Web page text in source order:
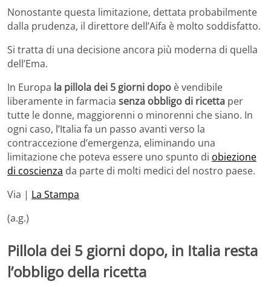
Nonostante questa limitazione, dettata probabilmente
dalla prudenza, il direttore dell’Aifa è molto soddisfatto.
Si tratta di una decisione ancora più moderna di quella
dell’Ema.
In Europa la pillola dei 5 giorni dopo è vendibile
liberamente in farmacia senza obbligo di ricetta per
tutte le donne, maggiorenni o minorenni che siano. In
ogni caso, l’Italia fa un passo avanti verso la
contraccezione d’emergenza, eliminando una
limitazione che poteva essere uno spunto di obiezione
di coscienza da parte di molti medici del nostro paese.
Via | La Stampa
(a.g.)
Pillola dei 5 giorni dopo, in Italia resta
l’obbligo della ricetta